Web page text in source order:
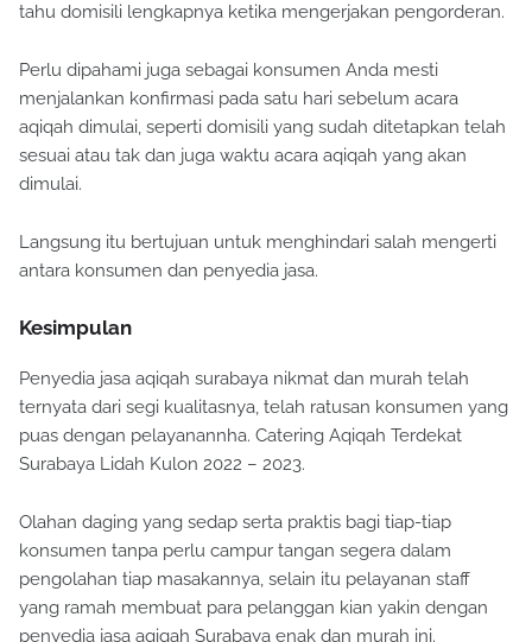
tahu domisili lengkapnya ketika mengerjakan pengorderan.
Perlu dipahami juga sebagai konsumen Anda mesti
menjalankan konfirmasi pada satu hari sebelum acara
aqiqah dimulai, seperti domisili yang sudah ditetapkan telah
sesuai atau tak dan juga waktu acara aqiqah yang akan
dimulai.
Langsung itu bertujuan untuk menghindari salah mengerti
antara konsumen dan penyedia jasa.
Kesimpulan
Penyedia jasa aqiqah surabaya nikmat dan murah telah
ternyata dari segi kualitasnya, telah ratusan konsumen yang
puas dengan pelayanannha. Catering Aqiqah Terdekat
Surabaya Lidah Kulon 2022 – 2023.
Olahan daging yang sedap serta praktis bagi tiap-tiap
konsumen tanpa perlu campur tangan segera dalam
pengolahan tiap masakannya, selain itu pelayanan staff
yang ramah membuat para pelanggan kian yakin dengan
penyedia jasa aqiqah Surabaya enak dan murah ini.